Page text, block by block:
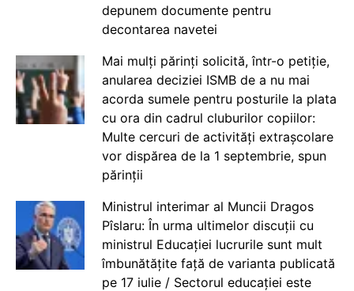
depunem documente pentru
decontarea navetei
Mai mulți părinți solicită, într-o petiție,
anularea deciziei ISMB de a nu mai
acorda sumele pentru posturile la plata
cu ora din cadrul cluburilor copiilor:
Multe cercuri de activități extrașcolare
vor dispărea de la 1 septembrie, spun
părinții
Ministrul interimar al Muncii Dragos
Pîslaru: În urma ultimelor discuții cu
ministrul Educației lucrurile sunt mult
îmbunătățite față de varianta publicată
pe 17 iulie / Sectorul educației este